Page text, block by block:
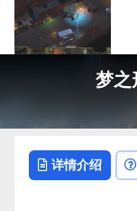
梦
详情介绍